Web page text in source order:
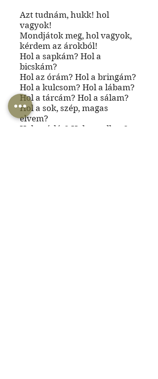
Azt tudnám, hukk! hol
vagyok!
Mondjátok meg, hol vagyok,
kérdem az árokból!
Hol a sapkám? Hol a
bicskám?
Hol az órám? Hol a bringám?
Hol a kulcsom? Hol a lábam?
Hol a tárcám? Hol a sálam?
Hol a sok, szép, magas
elvem?
Hol az ízlés? Hol a szellem?